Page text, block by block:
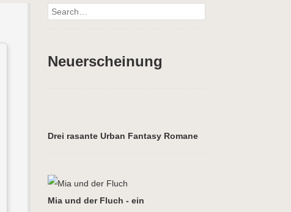
Search
Neuerscheinung
Drei rasante Urban Fantasy Romane
Mia und der Fluch - ein